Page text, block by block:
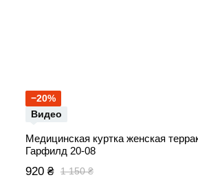
−20%
Видео
Медицинская куртка женская
Гарфилд 20-08
1 150 ₴
920 ₴